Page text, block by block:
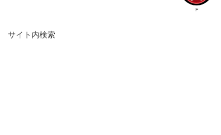
F
サイト内検索